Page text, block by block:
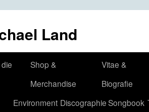
Land
Shop &
Merchandise
Vitae &
Biografie
Environment DiscographieSongbook